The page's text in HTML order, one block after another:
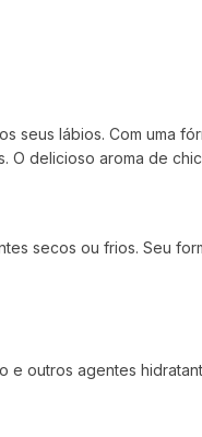
lábios. Com uma
delicioso aroma de
secos ou frios. Seu
e outros agentes